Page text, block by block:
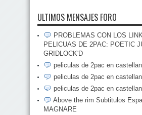
ULTIMOS MENSAJES FORO
PROBLEMAS CON LOS
PELICUAS DE 2PAC: POETIC
GRIDLOCK'D
peliculas de 2pac en
peliculas de 2pac en
peliculas de 2pac en
Above the rim Subtitulos
MAGNARE